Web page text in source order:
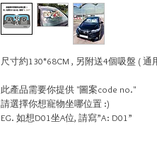
尺寸約130*68CM , 另附送4個吸盤 (
此產品需要你提供 "圖案code no."
請選擇你想寵物坐哪位置 :)
EG. 如想D01坐A位, 請寫”A: D01”